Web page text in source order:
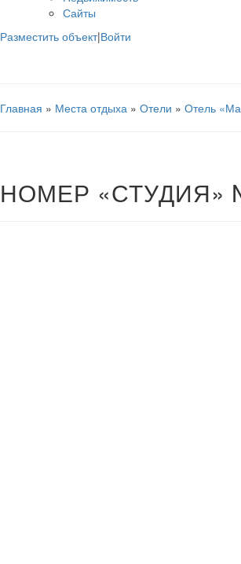
Сайты
Разместить объект|Войти
Главная » Места отдыха » Отели » Отель
НОМЕР «СТУДИЯ»